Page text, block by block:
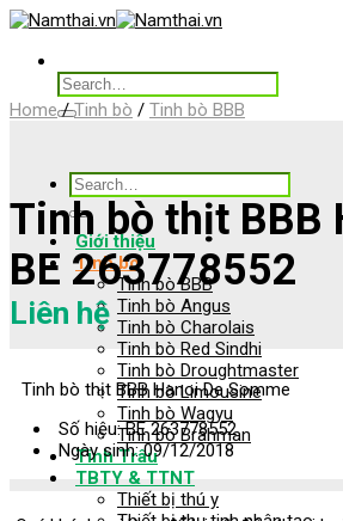
Skip
content
Search
for:
Search
for:
Giới thiệu
Tinh bò
Tinh bò BBB
Tinh bò Angus
Tinh bò Charolais
Tinh bò Red Sindhi
Tinh bò Droughtmaster
Tinh bò Limousine
Tinh bò Wagyu
Tinh bò Brahman
Tinh Trâu
TBTY & TTNT
Thiết bị thú y
Home / Tinh bò / Tinh bò BBB
Tinh bò thịt BBB
BE 263778552
Liên hệ
Tinh bò thịt BBB Hanoi De Somme
Số hiệu: BE 263778552
Ngày sinh: 09/12/2018